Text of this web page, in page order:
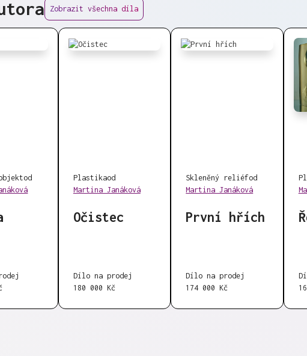
Zobrazit všechna díla
od
Plastikaod
Martina Janáková
Očistec
Dílo na prodej
180 000 Kč
Skleněný reliéfod
Martina Janáková
První hřích
Dílo na prodej
174 000 Kč